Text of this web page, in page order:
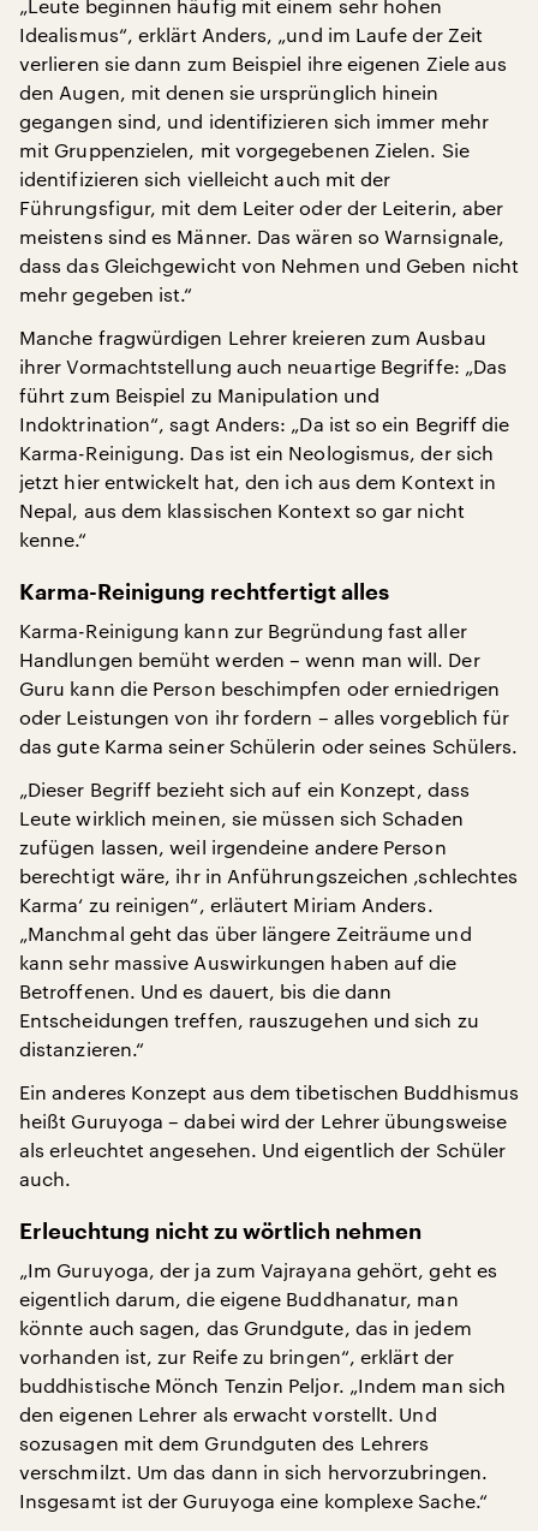
„Leute beginnen häufig mit einem sehr hohen
Idealismus“, erklärt Anders, „und im Laufe der Zeit
verlieren sie dann zum Beispiel ihre eigenen Ziele aus
den Augen, mit denen sie ursprünglich hinein
gegangen sind, und identifizieren sich immer mehr
mit Gruppenzielen, mit vorgegebenen Zielen. Sie
identifizieren sich vielleicht auch mit der
Führungsfigur, mit dem Leiter oder der Leiterin, aber
meistens sind es Männer. Das wären so Warnsignale,
dass das Gleichgewicht von Nehmen und Geben nicht
mehr gegeben ist.“
Manche fragwürdigen Lehrer kreieren zum Ausbau
ihrer Vormachtstellung auch neuartige Begriffe: „Das
führt zum Beispiel zu Manipulation und
Indoktrination“, sagt Anders: „Da ist so ein Begriff die
Karma-Reinigung. Das ist ein Neologismus, der sich
jetzt hier entwickelt hat, den ich aus dem Kontext in
Nepal, aus dem klassischen Kontext so gar nicht
kenne.“
Karma-Reinigung rechtfertigt alles
Karma-Reinigung kann zur Begründung fast aller
Handlungen bemüht werden – wenn man will. Der
Guru kann die Person beschimpfen oder erniedrigen
oder Leistungen von ihr fordern – alles vorgeblich für
das gute Karma seiner Schülerin oder seines Schülers.
„Dieser Begriff bezieht sich auf ein Konzept, dass
Leute wirklich meinen, sie müssen sich Schaden
zufügen lassen, weil irgendeine andere Person
berechtigt wäre, ihr in Anführungszeichen ‚schlechtes
Karma‘ zu reinigen“, erläutert Miriam Anders.
„Manchmal geht das über längere Zeiträume und
kann sehr massive Auswirkungen haben auf die
Betroffenen. Und es dauert, bis die dann
Entscheidungen treffen, rauszugehen und sich zu
distanzieren.“
Ein anderes Konzept aus dem tibetischen Buddhismus
heißt Guruyoga – dabei wird der Lehrer übungsweise
als erleuchtet angesehen. Und eigentlich der Schüler
auch.
Erleuchtung nicht zu wörtlich nehmen
„Im Guruyoga, der ja zum Vajrayana gehört, geht es
eigentlich darum, die eigene Buddhanatur, man
könnte auch sagen, das Grundgute, das in jedem
vorhanden ist, zur Reife zu bringen“, erklärt der
buddhistische Mönch Tenzin Peljor. „Indem man sich
den eigenen Lehrer als erwacht vorstellt. Und
sozusagen mit dem Grundguten des Lehrers
verschmilzt. Um das dann in sich hervorzubringen.
Insgesamt ist der Guruyoga eine komplexe Sache.“